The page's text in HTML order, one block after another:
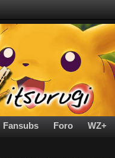
Fansubs Foro WZ+